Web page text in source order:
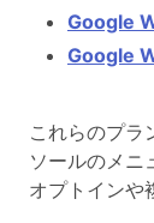
Google
Google
これらのプラ
ソールのメニ
オプトインや